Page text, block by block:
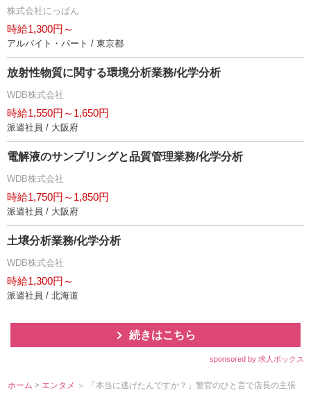
株式会社にっぱん
時給1,300円～
アルバイト・パート / 東京都
放射性物質に関する環境分析業務/化学分析
WDB株式会社
時給1,550円～1,650円
派遣社員 / 大阪府
電解液のサンプリングと品質管理業務/化学分析
WDB株式会社
時給1,750円～1,850円
派遣社員 / 大阪府
土壌分析業務/化学分析
WDB株式会社
時給1,300円～
派遣社員 / 北海道
続きはこちら
sponsored by 求人ボックス
ホーム > エンタメ ＞ 「本当に逃げたんですか？」警官のひと言で店長の主張